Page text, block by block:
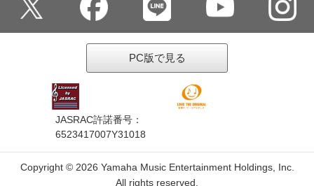
PC版で見る
JASRAC許諾番号：
6523417007Y31018
Copyright © 2026 Yamaha Music Entertainment Holdings, Inc.
All rights reserved.